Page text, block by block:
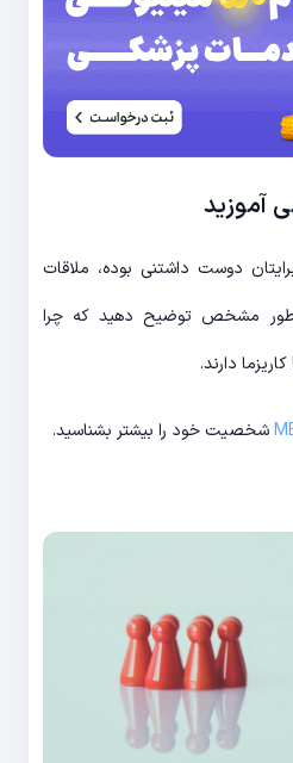
آموزید
دوست داشتنی بوده، ملاقات
طور مشخص توضیح دهید که چرا
دارند.
شخصیت خود را بیشتر بشناسید.